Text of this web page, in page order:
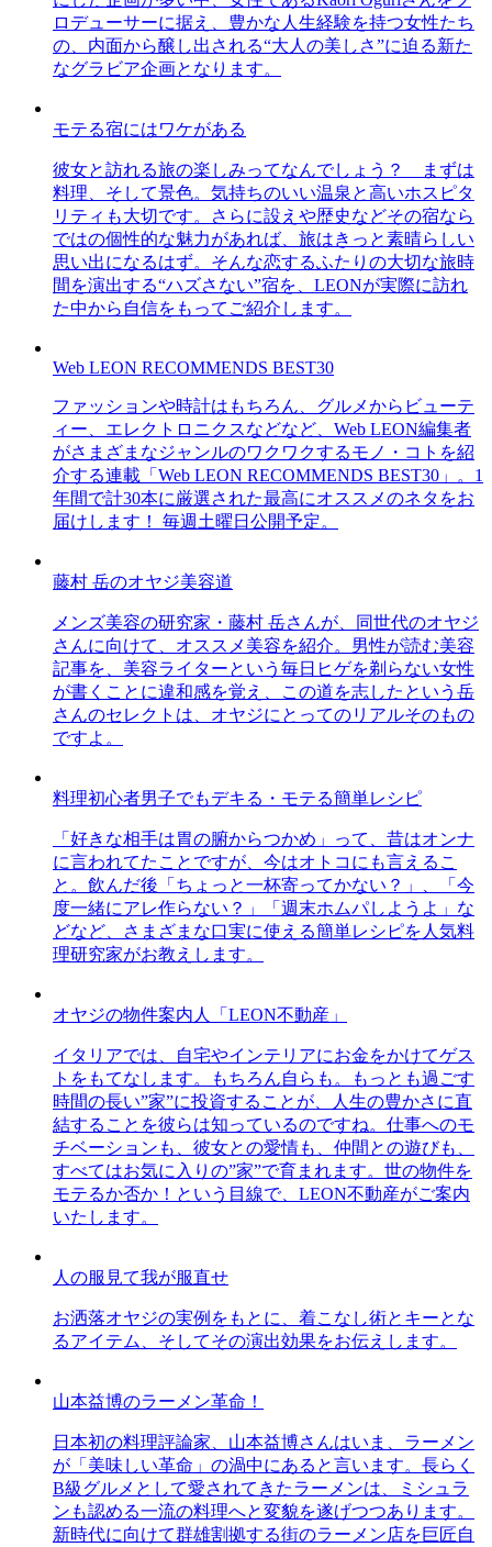
ロデューサーに据え、豊かな人生経験を持つ女性たち
の、内面から醸し出される“大人の美しさ”に迫る新た
なグラビア企画となります。
モテる宿にはワケがある
彼女と訪れる旅の楽しみってなんでしょう？ まずは
料理、そして景色。気持ちのいい温泉と高いホスピタ
リティも大切です。さらに設えや歴史などその宿なら
ではの個性的な魅力があれば、旅はきっと素晴らしい
思い出になるはず。そんな恋するふたりの大切な旅時
間を演出する“ハズさない”宿を、LEONが実際に訪れ
た中から自信をもってご紹介します。
Web LEON RECOMMENDS BEST30
ファッションや時計はもちろん、グルメからビューテ
ィー、エレクトロニクスなどなど、Web LEON編集者
がさまざまなジャンルのワクワクするモノ・コトを紹
介する連載「Web LEON RECOMMENDS BEST30」。1
年間で計30本に厳選された最高にオススメのネタをお
届けします！ 毎週土曜日公開予定。
藤村 岳のオヤジ美容道
メンズ美容の研究家・藤村 岳さんが、同世代のオヤジ
さんに向けて、オススメ美容を紹介。男性が読む美容
記事を、美容ライターという毎日ヒゲを剃らない女性
が書くことに違和感を覚え、この道を志したという岳
さんのセレクトは、オヤジにとってのリアルそのもの
ですよ。
料理初心者男子でもデキる・モテる簡単レシピ
「好きな相手は胃の腑からつかめ」って、昔はオンナ
に言われてたことですが、今はオトコにも言えるこ
と。飲んだ後「ちょっと一杯寄ってかない？」、「今
度一緒にアレ作らない？」「週末ホムパしようよ」な
どなど、さまざまな口実に使える簡単レシピを人気料
理研究家がお教えします。
オヤジの物件案内人「LEON不動産」
イタリアでは、自宅やインテリアにお金をかけてゲス
トをもてなします。もちろん自らも。もっとも過ごす
時間の長い”家”に投資することが、人生の豊かさに直
結することを彼らは知っているのですね。仕事へのモ
チベーションも、彼女との愛情も、仲間との遊びも、
すべてはお気に入りの”家”で育まれます。世の物件を
モテるか否か！という目線で、LEON不動産がご案内
いたします。
人の服見て我が服直せ
お洒落オヤジの実例をもとに、着こなし術とキーとな
るアイテム、そしてその演出効果をお伝えします。
山本益博のラーメン革命！
日本初の料理評論家、山本益博さんはいま、ラーメン
が「美味しい革命」の渦中にあると言います。長らく
B級グルメとして愛されてきたラーメンは、ミシュラ
ンも認める一流の料理へと変貌を遂げつつあります。
新時代に向けて群雄割拠する街のラーメン店を巨匠自